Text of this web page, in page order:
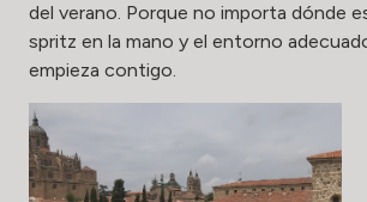
del verano. Porque no importa dónde
spritz en la mano y el entorno
empieza contigo.